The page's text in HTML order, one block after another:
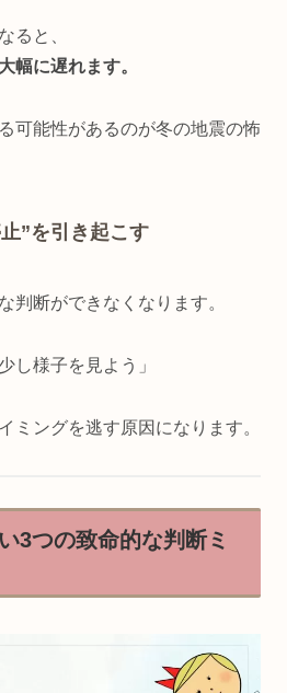
ると、
幅に遅れます。
可能性があるのが冬の地震の怖
”を引き起こす
判断ができなくなります。
し様子を見よう」
ミングを逃す原因になります。
3つの致命的な判断ミ